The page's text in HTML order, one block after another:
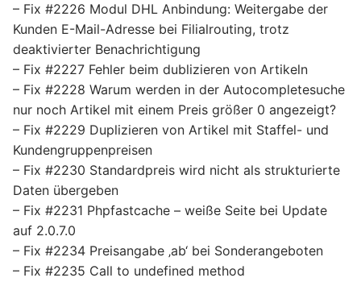
– Fix #2226 Modul DHL Anbindung: Weitergabe der
Kunden E-Mail-Adresse bei Filialrouting, trotz
deaktivierter Benachrichtigung
– Fix #2227 Fehler beim dublizieren von Artikeln
– Fix #2228 Warum werden in der Autocompletesuche
nur noch Artikel mit einem Preis größer 0 angezeigt?
– Fix #2229 Duplizieren von Artikel mit Staffel- und
Kundengruppenpreisen
– Fix #2230 Standardpreis wird nicht als strukturierte
Daten übergeben
– Fix #2231 Phpfastcache – weiße Seite bei Update
auf 2.0.7.0
– Fix #2234 Preisangabe ‚ab‘ bei Sonderangeboten
– Fix #2235 Call to undefined method